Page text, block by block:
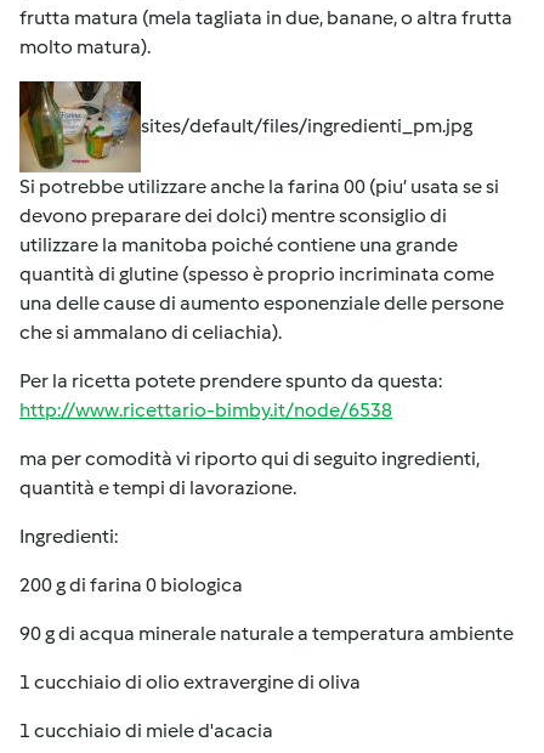
frutta matura (mela tagliata in due, banane, o altra frutta
molto matura).
sites/default/files/ingredienti_pm.jpg
Si potrebbe utilizzare anche la farina 00 (piu’ usata se si
devono preparare dei dolci) mentre sconsiglio di
utilizzare la manitoba poiché contiene una grande
quantità di glutine (spesso è proprio incriminata come
una delle cause di aumento esponenziale delle persone
che si ammalano di celiachia).
Per la ricetta potete prendere spunto da questa:
http://www.ricettario-bimby.it/node/6538
ma per comodità vi riporto qui di seguito ingredienti,
quantità e tempi di lavorazione.
Ingredienti:
200 g di farina 0 biologica
90 g di acqua minerale naturale a temperatura ambiente
1 cucchiaio di olio extravergine di oliva
1 cucchiaio di miele d'acacia